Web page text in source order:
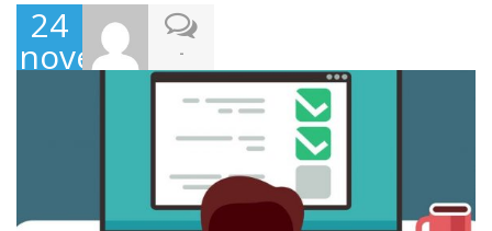
24
novembre -